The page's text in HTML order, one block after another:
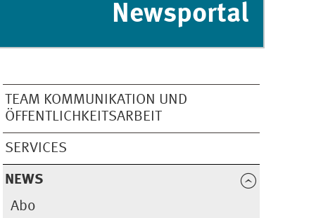
Newsportal
TEAM KOMMUNIKATION UND
ÖFFENTLICHKEITSARBEIT
SERVICES
NEWS
Abo